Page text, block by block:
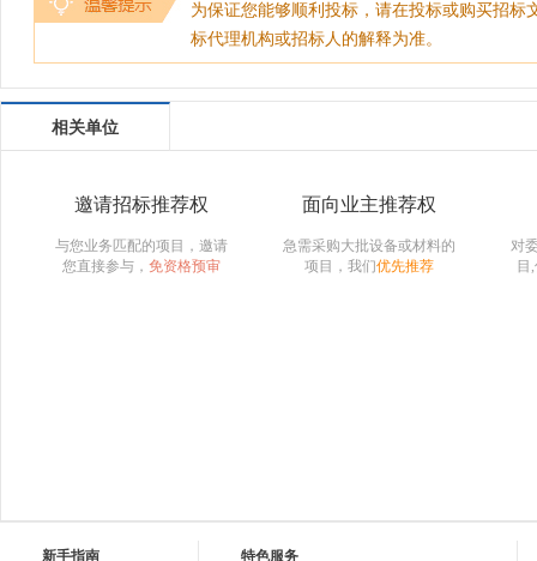
为保证您能够顺利投标，请在投标或购买招
标代理机构或招标人的解释为准。
相关单位
邀请招标推荐权
与您业务匹配的项目，邀请
您直接参与， 免资格预审
面向业主推荐权
急需采购大批设备或材料的
项目，我们优先推荐
对
目
新手指南 特色服务